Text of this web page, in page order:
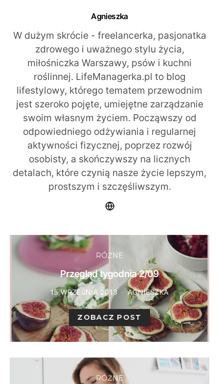
Agnieszka
W dużym skrócie - freelancerka, pasjonatka
zdrowego i uważnego stylu życia,
miłośniczka Warszawy, psów i kuchni
roślinnej. LifeManagerka.pl to blog
lifestylowy, którego tematem przewodnim
jest szeroko pojęte, umiejętne zarządzanie
swoim własnym życiem. Począwszy od
odpowiedniego odżywiania i regularnej
aktywności fizycznej, poprzez rozwój
osobisty, a skończywszy na licznych
detalach, które czynią nasze życie lepszym,
prostszym i szczęśliwszym.
RÓŻNE
Przegląd tygodnia 2/09
15 WRZEŚNIA 2013 AGNIESZKA
ZOBACZ POST
RÓŻNE